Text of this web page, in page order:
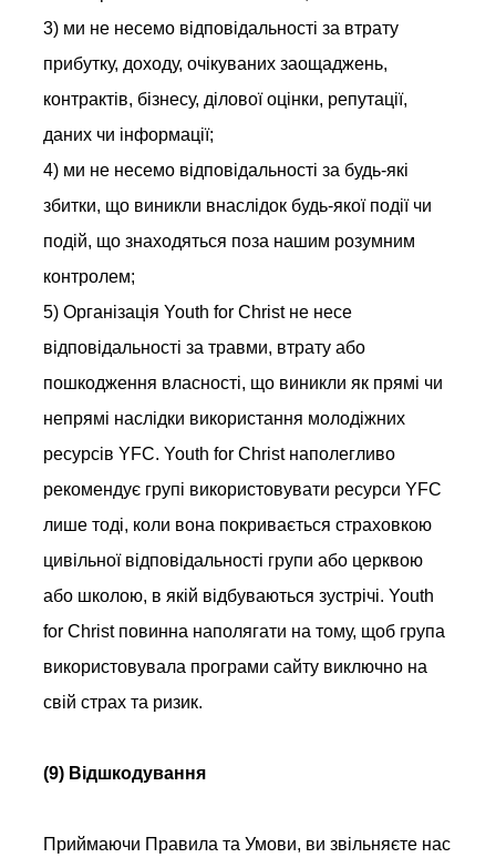
3) ми не несемо відповідальності за втрату
прибутку, доходу, очікуваних заощаджень,
контрактів, бізнесу, ділової оцінки, репутації,
даних чи інформації;
4) ми не несемо відповідальності за будь-які
збитки, що виникли внаслідок будь-якої події чи
подій, що знаходяться поза нашим розумним
контролем;
5) Організація Youth for Christ не несе
відповідальності за травми, втрату або
пошкодження власності, що виникли як прямі чи
непрямі наслідки використання молодіжних
ресурсів YFC. Youth for Christ наполегливо
рекомендує групі використовувати ресурси YFC
лише тоді, коли вона покривається страховкою
цивільної відповідальності групи або церквою
або школою, в якій відбуваються зустрічі. Youth
for Christ повинна наполягати на тому, щоб група
використовувала програми сайту виключно на
свій страх та ризик.
(9) Відшкодування
Приймаючи Правила та Умови, ви звільняєте нас